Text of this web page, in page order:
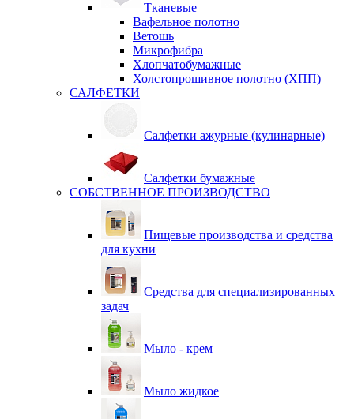
Тканевые
Вафельное полотно
Ветошь
Микрофибра
Хлопчатобумажные
Холстопрошивное полотно (ХПП)
САЛФЕТКИ
Салфетки ажурные (кулинарные)
Салфетки бумажные
СОБСТВЕННОЕ ПРОИЗВОДСТВО
Пищевые производства и средства
для кухни
Средства для специализированных
задач
Мыло - крем
Мыло жидкое